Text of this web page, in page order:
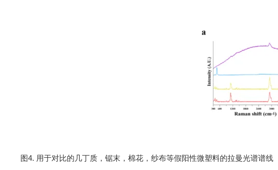
图4. 用于对比的几丁质，锯末，棉花，纱布等假阳性微塑料的拉曼光谱谱线